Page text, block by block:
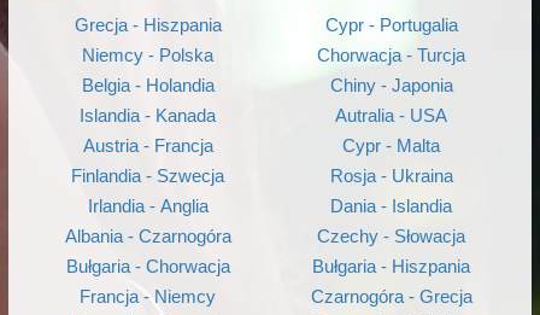
Grecja - Hiszpania
Niemcy - Polska
Belgia - Holandia
Islandia - Kanada
Austria - Francja
Finlandia - Szwecja
Irlandia - Anglia
Albania - Czarnogóra
Bułgaria - Chorwacja
Francja - Niemcy
Cypr - Portugalia
Chorwacja - Turcja
Chiny - Japonia
Autralia - USA
Cypr - Malta
Rosja - Ukraina
Dania - Islandia
Czechy - Słowacja
Bułgaria - Hiszpania
Czarnogóra - Grecja